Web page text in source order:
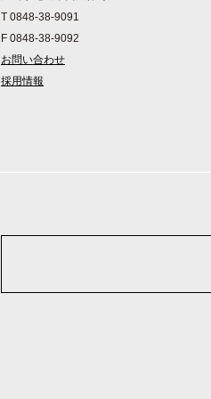
T 0848-38-9091
F 0848-38-9092
お問い合わせ
採用情報